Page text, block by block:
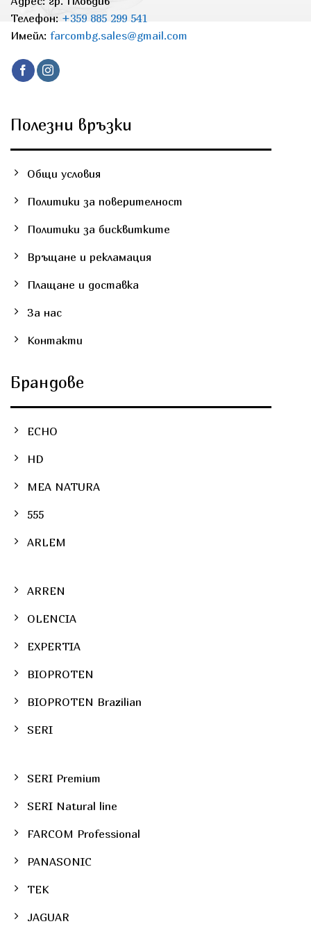
the
product
Телефон: +359 885 299 541
Имейл: farcombg.sales@gmail.com
Полезни връзки
Общи условия
Политики за поверителност
Политики за бисквитките
Връщане и рекламация
Плащане и доставка
За нас
Контакти
Брандове
ECHO
HD
MEA NATURA
555
ARLEM
ARREN
OLENCIA
EXPERTIA
BIOPROTEN
BIOPROTEN Brazilian
SERI
SERI Premium
SERI Natural line
FARCOM Professional
PANASONIC
TEK
JAGUAR